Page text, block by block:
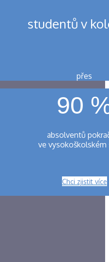
studentů v
přes
90
absolventů
ve vysokoškolském
Chci zjistit více